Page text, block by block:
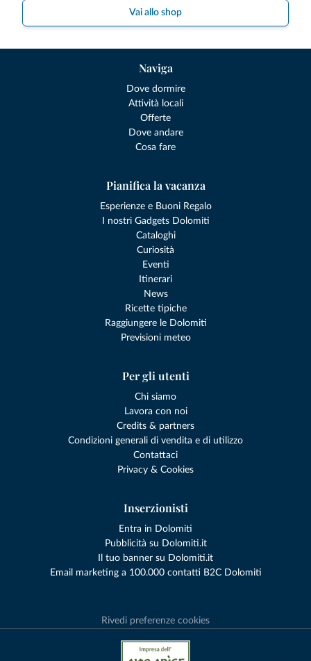
Vai allo shop
Naviga
Dove dormire
Attività locali
Offerte
Dove andare
Cosa fare
Pianifica la vacanza
Esperienze e Buoni Regalo
I nostri Gadgets Dolomiti
Cataloghi
Curiosità
Eventi
Itinerari
News
Ricette tipiche
Raggiungere le Dolomiti
Previsioni meteo
Per gli utenti
Chi siamo
Lavora con noi
Credits & partners
Condizioni generali di vendita e di utilizzo
Contattaci
Privacy & Cookies
Inserzionisti
Entra in Dolomiti
Pubblicità su Dolomiti.it
Il tuo banner su Dolomiti.it
Email marketing a 100.000 contatti B2C Dolomiti
Rivedi preferenze cookies